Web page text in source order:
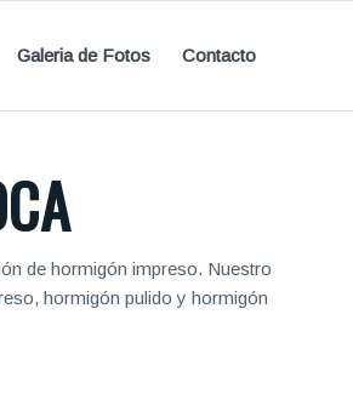
Galeria de Fotos Contacto
de hormigón impreso. Nuestro
hormigón pulido y hormigón